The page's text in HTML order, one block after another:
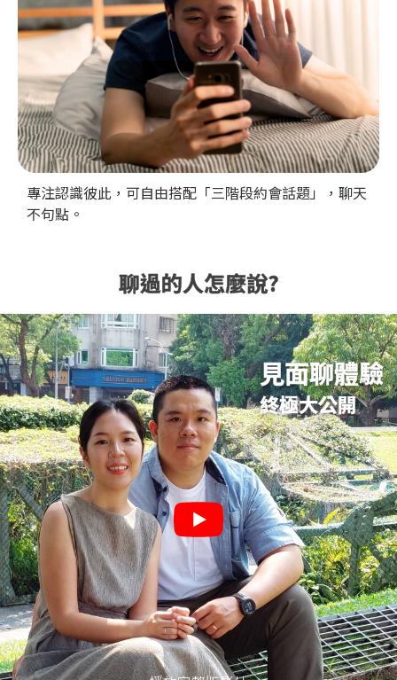
專注認識彼此，可自由搭配「三階段約會話題」，聊天
不句點。
聊過的人怎麼說?
見面聊體驗
終極大公開